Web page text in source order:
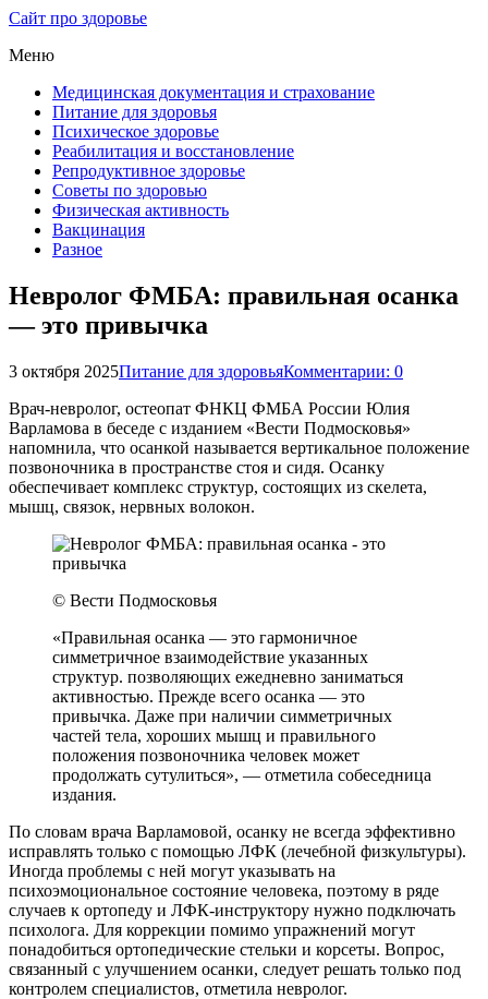
Сайт про здоровье
Меню
Медицинская документация и страхование
Питание для здоровья
Психическое здоровье
Реабилитация и восстановление
Репродуктивное здоровье
Советы по здоровью
Физическая активность
Вакцинация
Разное
Невролог ФМБА: правильная осанка
— это привычка
3 октября 2025Питание для здоровьяКомментарии: 0
Врач-невролог, остеопат ФНКЦ ФМБА России Юлия
Варламова в беседе с изданием «Вести Подмосковья»
напомнила, что осанкой называется вертикальное положение
позвоночника в пространстве стоя и сидя. Осанку
обеспечивает комплекс структур, состоящих из скелета,
мышц, связок, нервных волокон.
© Вести Подмосковья
«Правильная осанка — это гармоничное
симметричное взаимодействие указанных
структур. позволяющих ежедневно заниматься
активностью. Прежде всего осанка — это
привычка. Даже при наличии симметричных
частей тела, хороших мышц и правильного
положения позвоночника человек может
продолжать сутулиться», — отметила собеседница
издания.
По словам врача Варламовой, осанку не всегда эффективно
исправлять только с помощью ЛФК (лечебной физкультуры).
Иногда проблемы с ней могут указывать на
психоэмоциональное состояние человека, поэтому в ряде
случаев к ортопеду и ЛФК-инструктору нужно подключать
психолога. Для коррекции помимо упражнений могут
понадобиться ортопедические стельки и корсеты. Вопрос,
связанный с улучшением осанки, следует решать только под
контролем специалистов, отметила невролог.